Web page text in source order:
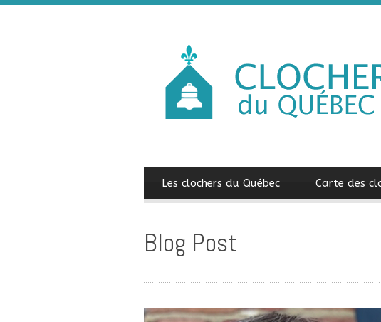
Les clochers du Québec Carte des
Blog Post